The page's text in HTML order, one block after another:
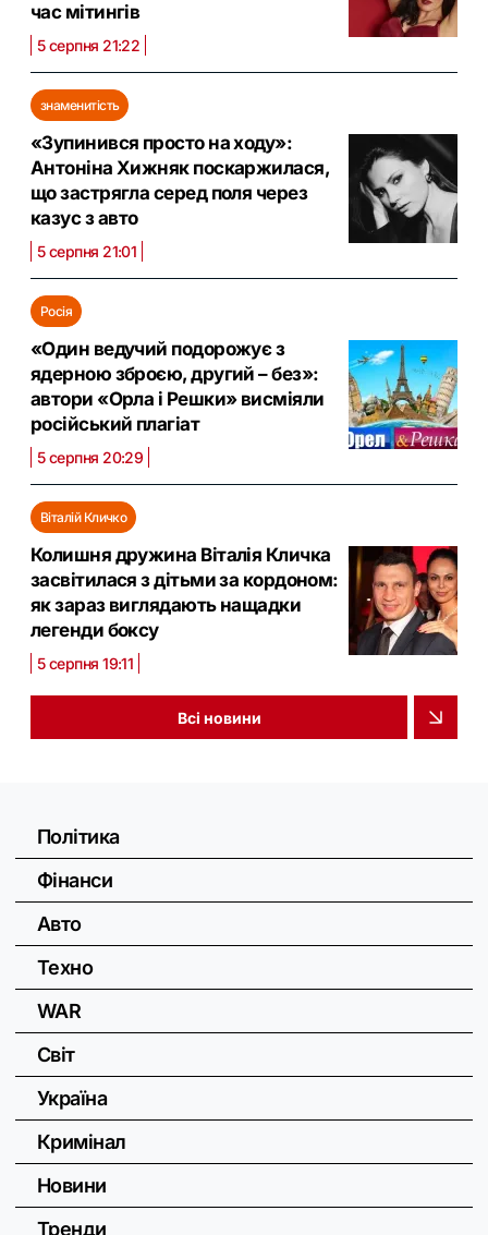
час мітингів
5 серпня 21:22
знаменитість
«Зупинився просто на ходу»:
Антоніна Хижняк поскаржилася,
що застрягла серед поля через
казус з авто
5 серпня 21:01
Росія
«Один ведучий подорожує з
ядерною зброєю, другий – без»:
автори «Орла і Решки» висміяли
російський плагіат
5 серпня 20:29
Віталій Кличко
Колишня дружина Віталія Кличка
засвітилася з дітьми за кордоном:
як зараз виглядають нащадки
легенди боксу
5 серпня 19:11
Всі новини
Політика
Фінанси
Авто
Техно
WAR
Світ
Україна
Кримінал
Новини
Тренди